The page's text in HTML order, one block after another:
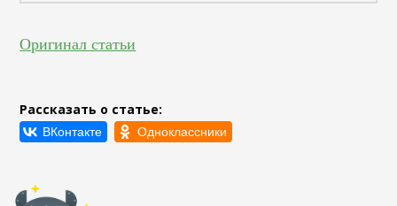
Оригинал статьи
Рассказать о статье: